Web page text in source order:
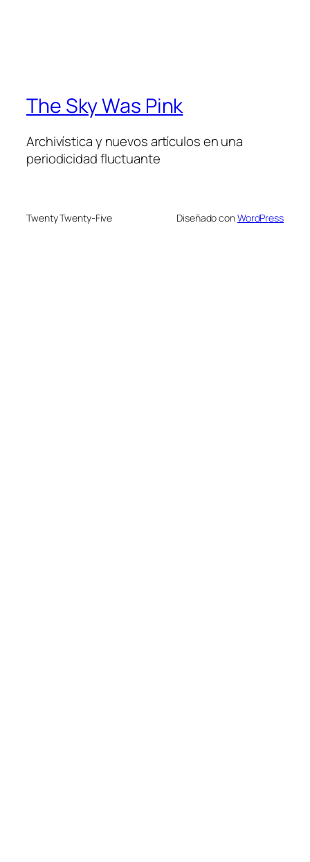
The Sky Was Pink
Archivística y nuevos artículos en una
periodicidad fluctuante
Twenty Twenty-Five Diseñado conWordPress